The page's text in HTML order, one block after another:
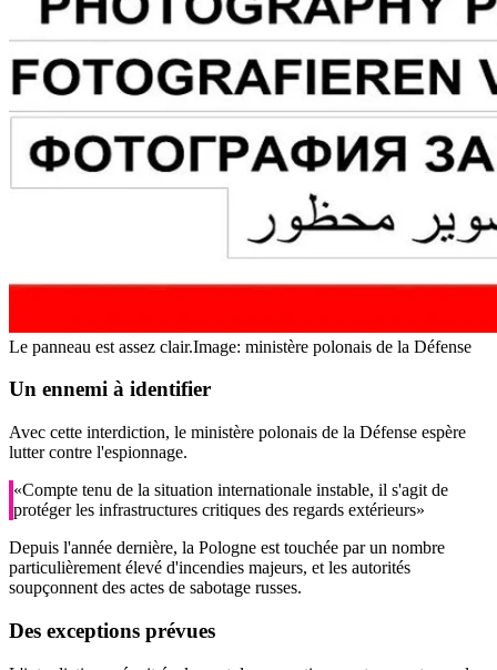
Le panneau est assez clair.Image: ministère polonais de la Défense
Un ennemi à identifier
Avec cette interdiction, le ministère polonais de la Défense espère
lutter contre l'espionnage.
«Compte tenu de la situation internationale instable, il s'agit de
protéger les infrastructures critiques des regards extérieurs»
Depuis l'année dernière, la Pologne est touchée par un nombre
particulièrement élevé d'incendies majeurs, et les autorités
soupçonnent des actes de sabotage russes.
Des exceptions prévues